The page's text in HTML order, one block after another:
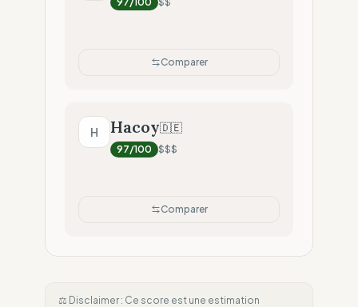
Comparer
H Hacoy🇩🇪
97/100 $$$
Comparer
⚖️ Disclaimer : Ce score est une estimation